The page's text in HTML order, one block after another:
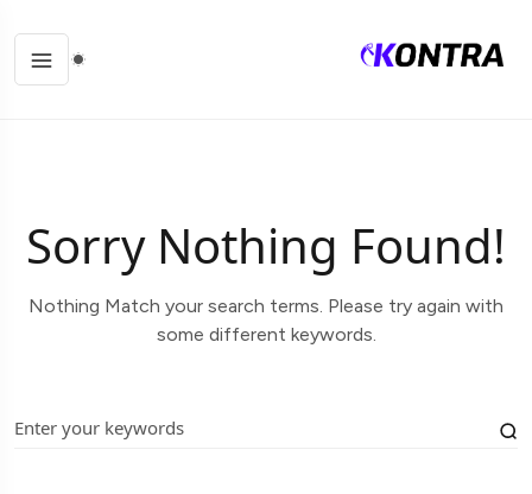
Sorry Nothing Found!
Nothing Match your search terms. Please try again with
some different keywords.